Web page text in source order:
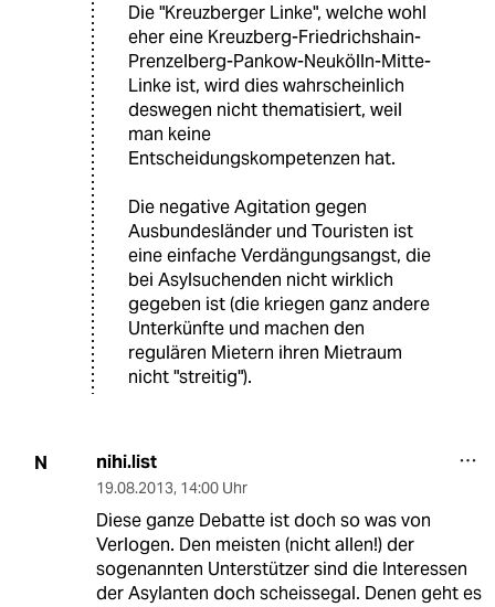
Die "Kreuzberger Linke", welche wohl
eher eine Kreuzberg-Friedrichshain-
Prenzelberg-Pankow-Neukölln-Mitte-
Linke ist, wird dies wahrscheinlich
deswegen nicht thematisiert, weil
man keine
Entscheidungskompetenzen hat.
Die negative Agitation gegen
Ausbundesländer und Touristen ist
eine einfache Verdängungsangst, die
bei Asylsuchenden nicht wirklich
gegeben ist (die kriegen ganz andere
Unterkünfte und machen den
regulären Mietern ihren Mietraum
nicht "streitig").
N nihi.list
19.08.2013, 14:00 Uhr
Diese ganze Debatte ist doch so was von
Verlogen. Den meisten (nicht allen!) der
sogenannten Unterstützer sind die Interessen
der Asylanten doch scheissegal. Denen geht es